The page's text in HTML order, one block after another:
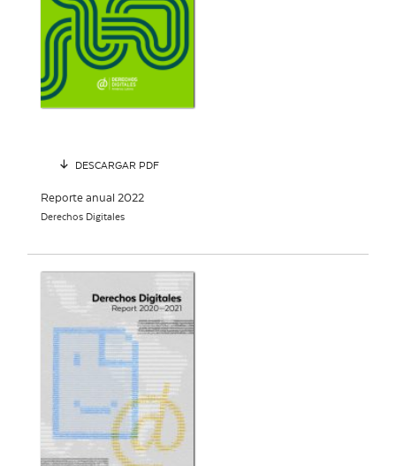
DESCARGAR PDF
Reporte anual 2022
Derechos Digitales